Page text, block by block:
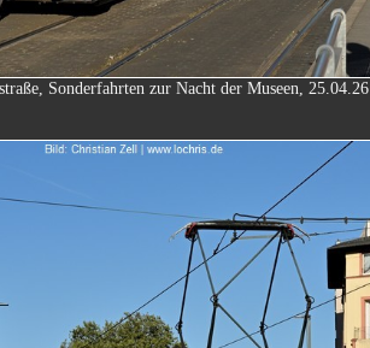
Sonderfahrten zur Nacht der Museen, 25.04.26